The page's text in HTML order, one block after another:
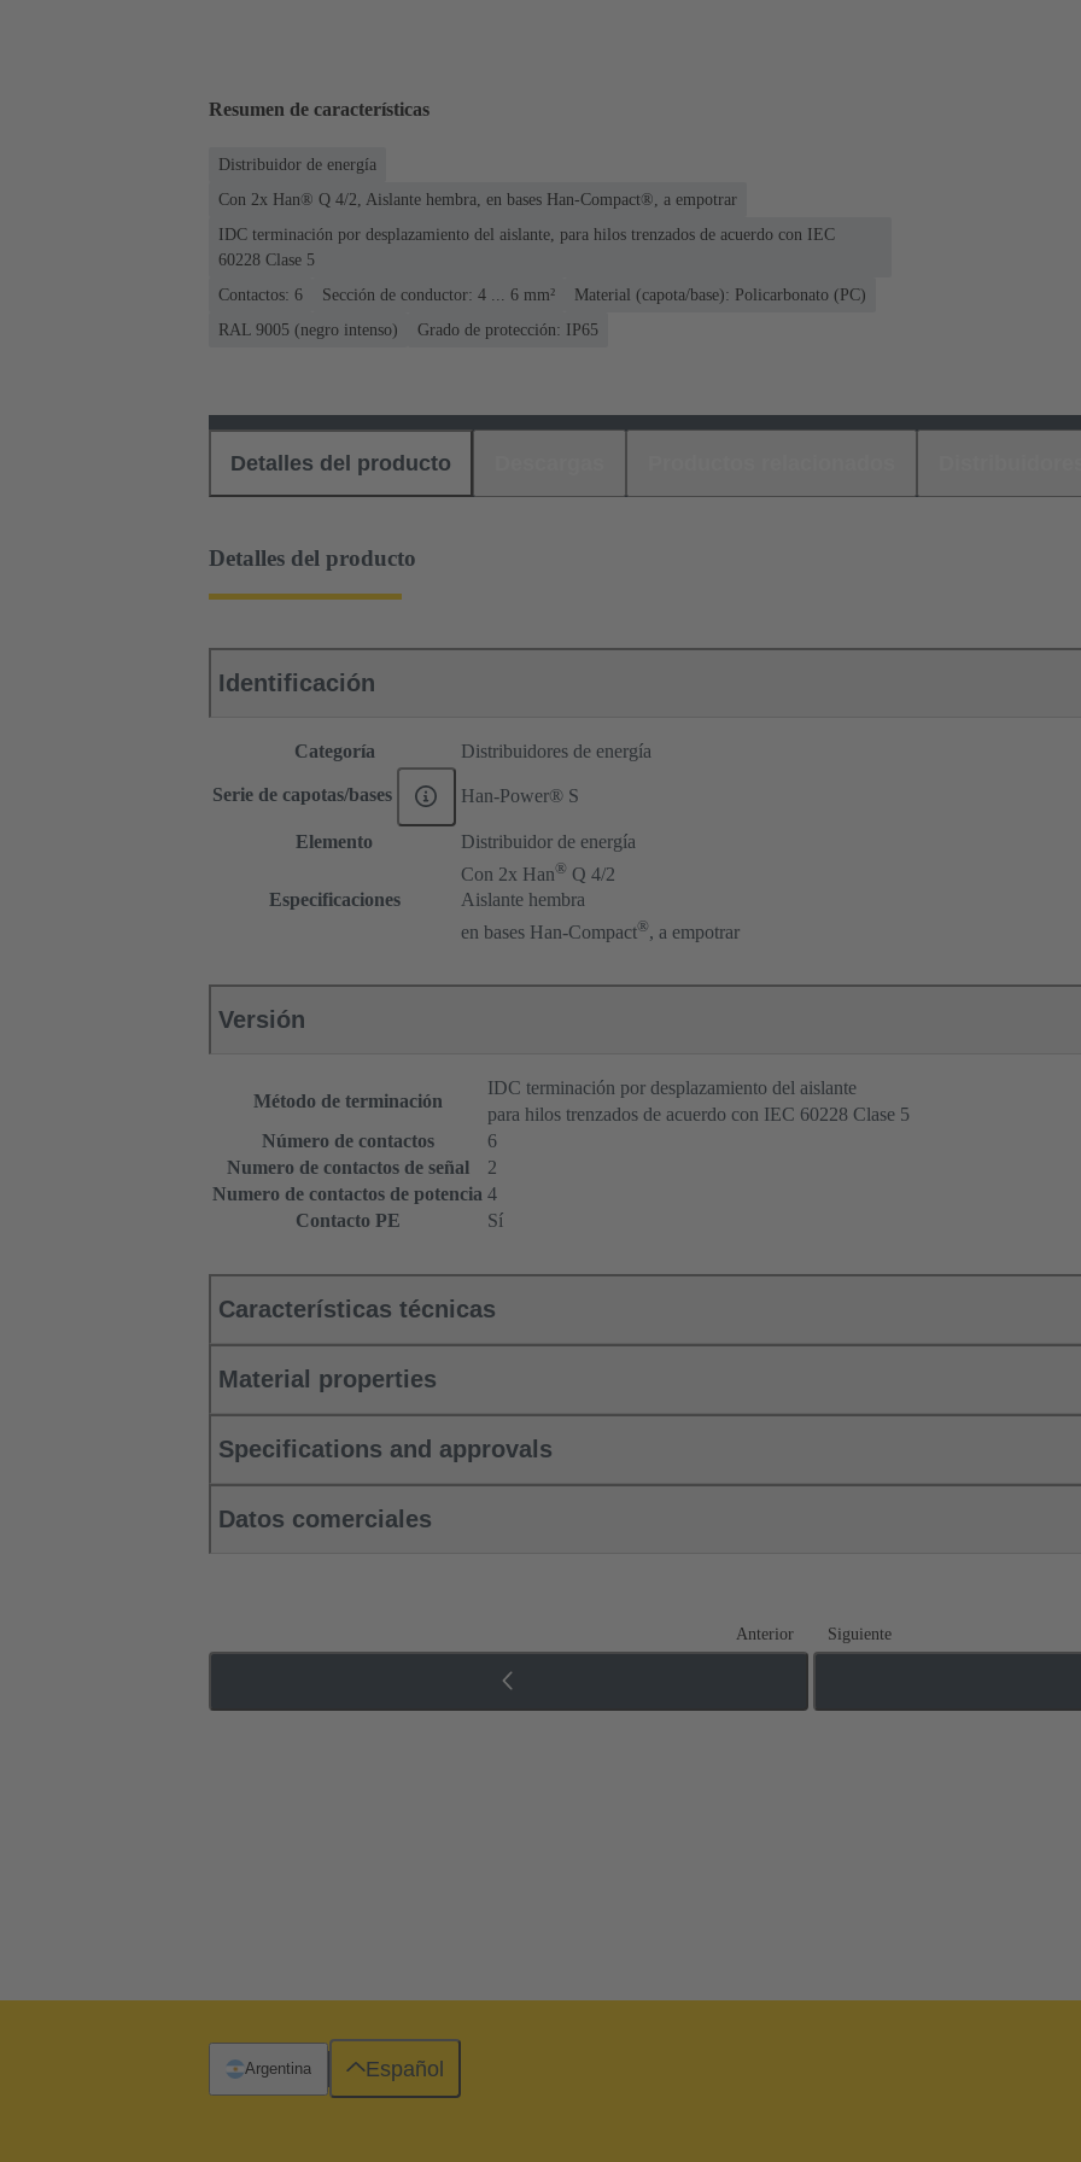
Resumen de características
Distribuidor de energía
Con 2x Han® Q 4/2, Aislante hembra, en bases Han-Compact®, a empotrar
IDC terminación por desplazamiento del aislante, para hilos trenzados de acuerdo con IEC
60228 Clase 5
Contactos: 6
Sección de conductor: 4 ... 6 mm²
Material (capota/base): Policarbonato (PC)
RAL 9005 (negro intenso)
Grado de protección: IP65
Detalles del producto
Detalles del producto
Identificación
Categoría Distribuidores de energía
Serie de capotas/bases Han-Power® S
Elemento Distribuidor de energía
Especificaciones
Con 2x Han® Q 4/2
Aislante hembra
en bases Han-Compact®, a empotrar
Versión
Método de terminación
IDC terminación por desplazamiento del aislante
para hilos trenzados de acuerdo con IEC 60228 Clase 5
Número de contactos
6
Numero de contactos de señal
2
Numero de contactos de potencia 4
Contacto PE
Sí
Características técnicas
Material properties
Specifications and approvals
Datos comerciales
Anterior Siguiente
Argentina Español